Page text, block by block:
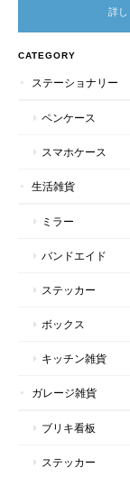
詳し
CATEGORY
ステーショナリー
ペンケース
スマホケース
生活雑貨
ミラー
バンドエイド
ステッカー
ボックス
キッチン雑貨
ガレージ雑貨
ブリキ看板
ステッカー